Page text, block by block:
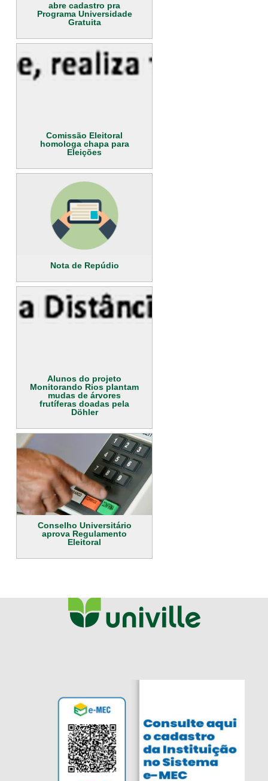
abre cadastro pra
Programa Universidade
Gratuita
Comissão Eleitoral
homologa chapa para
Eleições
Nota de Repúdio
Alunos do projeto
Monitorando Rios plantam
mudas de árvores
frutíferas doadas pela
Döhler
Conselho Universitário
aprova Regulamento
Eleitoral